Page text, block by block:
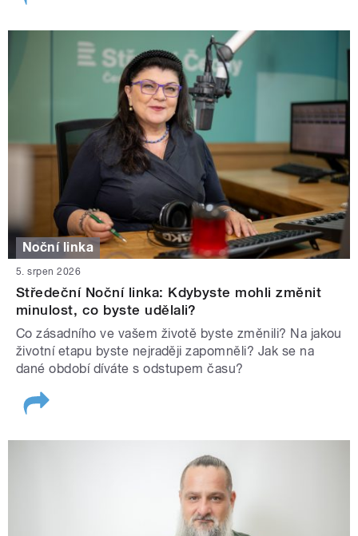
Noční linka
5. srpen 2026
Středeční Noční linka: Kdybyste mohli změnit
minulost, co byste udělali?
Co zásadního ve vašem životě byste změnili? Na jakou
životní etapu byste nejraději zapomněli? Jak se na
dané období díváte s odstupem času?